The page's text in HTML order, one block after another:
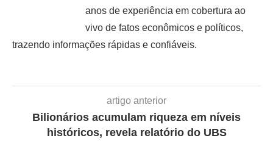
anos de experiência em cobertura ao
vivo de fatos econômicos e políticos,
trazendo informações rápidas e confiáveis.
artigo anterior
Bilionários acumulam riqueza em níveis
históricos, revela relatório do UBS